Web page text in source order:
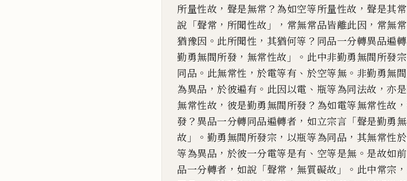
所量性故 ， 聲是無常 ？ 為如空等所量性故 ， 聲是其常
說 「聲常 ， 所聞性故 」， 常無常品皆離此因 ， 常無
猶豫因 。 此所聞性 ， 其猶何等 ？ 同品一分轉異品遍
勤勇無間所發 ， 無常性故 」。 此中非勤勇無間所發宗
同品 。 此無常性 ， 於電等有 、 於空等無 。 非勤勇無
為異品 ， 於彼遍有 。 此因以電 、 瓶等為同法故 ，亦是
無常性故 ， 彼是勤勇無間所發 ？ 為如電等無常性故 ，
發 ？ 異品一分轉同品遍轉者 ， 如立宗言 「聲是勤勇
故 」。 勤勇無間所發宗 ， 以瓶等為同品 ， 其無常性
等為異品 ， 於彼一分電等是有 、 空等是無 。 是故如前
品一分轉者 ， 如說 「聲常 ， 無質礙故 」。 此中常宗 ，